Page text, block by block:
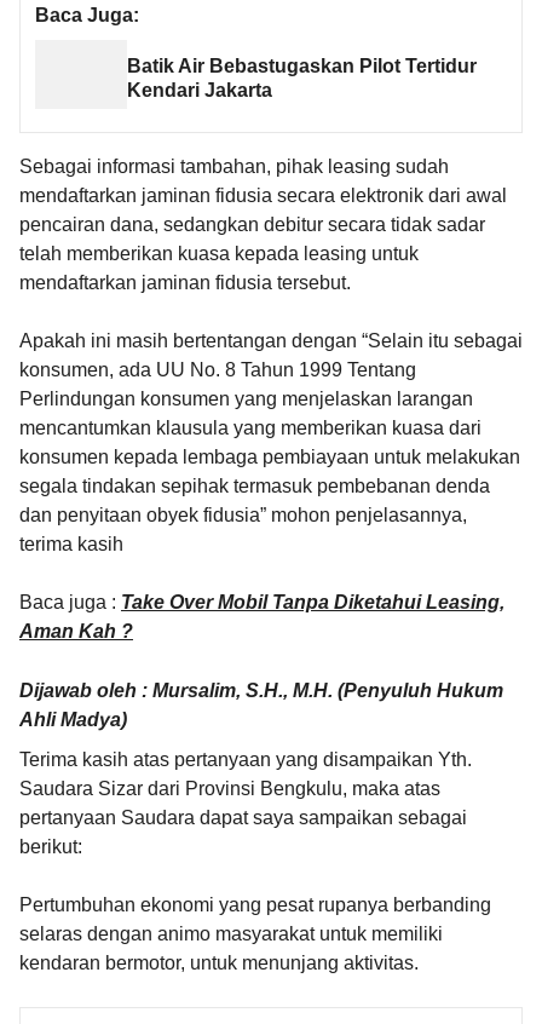
Baca Juga:
Batik Air Bebastugaskan Pilot Tertidur
Kendari Jakarta
Sebagai informasi tambahan, pihak leasing sudah
mendaftarkan jaminan fidusia secara elektronik dari awal
pencairan dana, sedangkan debitur secara tidak sadar
telah memberikan kuasa kepada leasing untuk
mendaftarkan jaminan fidusia tersebut.
Apakah ini masih bertentangan dengan “Selain itu sebagai
konsumen, ada UU No. 8 Tahun 1999 Tentang
Perlindungan konsumen yang menjelaskan larangan
mencantumkan klausula yang memberikan kuasa dari
konsumen kepada lembaga pembiayaan untuk melakukan
segala tindakan sepihak termasuk pembebanan denda
dan penyitaan obyek fidusia” mohon penjelasannya,
terima kasih
Baca juga : Take Over Mobil Tanpa Diketahui Leasing,
Aman Kah ?
Dijawab oleh : Mursalim, S.H., M.H. (Penyuluh Hukum
Ahli Madya)
Terima kasih atas pertanyaan yang disampaikan Yth.
Saudara Sizar dari Provinsi Bengkulu, maka atas
pertanyaan Saudara dapat saya sampaikan sebagai
berikut:
Pertumbuhan ekonomi yang pesat rupanya berbanding
selaras dengan animo masyarakat untuk memiliki
kendaran bermotor, untuk menunjang aktivitas.